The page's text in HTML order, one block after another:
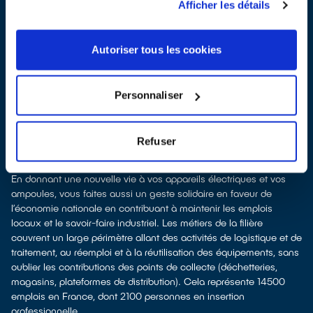
Afficher les détails
Autoriser tous les cookies
Personnaliser
Refuser
ressources naturelles
La production d’équipements électriques neufs est génératrice de
permet d’éviter la production de nouveaux produits en alimentant
le marché de l'occasion. Le recyclage permet d'éviter l'extraction
de matières premières brutes, leur transformation et leur transport,
en utilisant à la place des matières recyclées, ce qui génère
moins de pollution et préserve nos ressources naturelles. Donner
et recycler c'est protéger l'environnement.
Recycler c’est développer les emplois et l'économie solidaire
En donnant une nouvelle vie à vos appareils électriques et vos
ampoules, vous faites aussi un geste solidaire en faveur de
l’économie nationale en contribuant à maintenir les emplois
locaux et le savoir-faire industriel. Les métiers de la filière
couvrent un large périmètre allant des activités de logistique et de
traitement, au réemploi et à la réutilisation des équipements, sans
oublier les contributions des points de collecte (déchetteries,
magasins, plateformes de distribution). Cela représente 14500
emplois en France, dont 2100 personnes en insertion
professionnelle.